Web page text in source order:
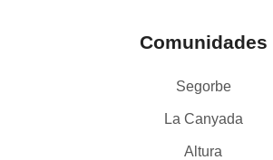
Comunidades
Segorbe
La Canyada
Altura